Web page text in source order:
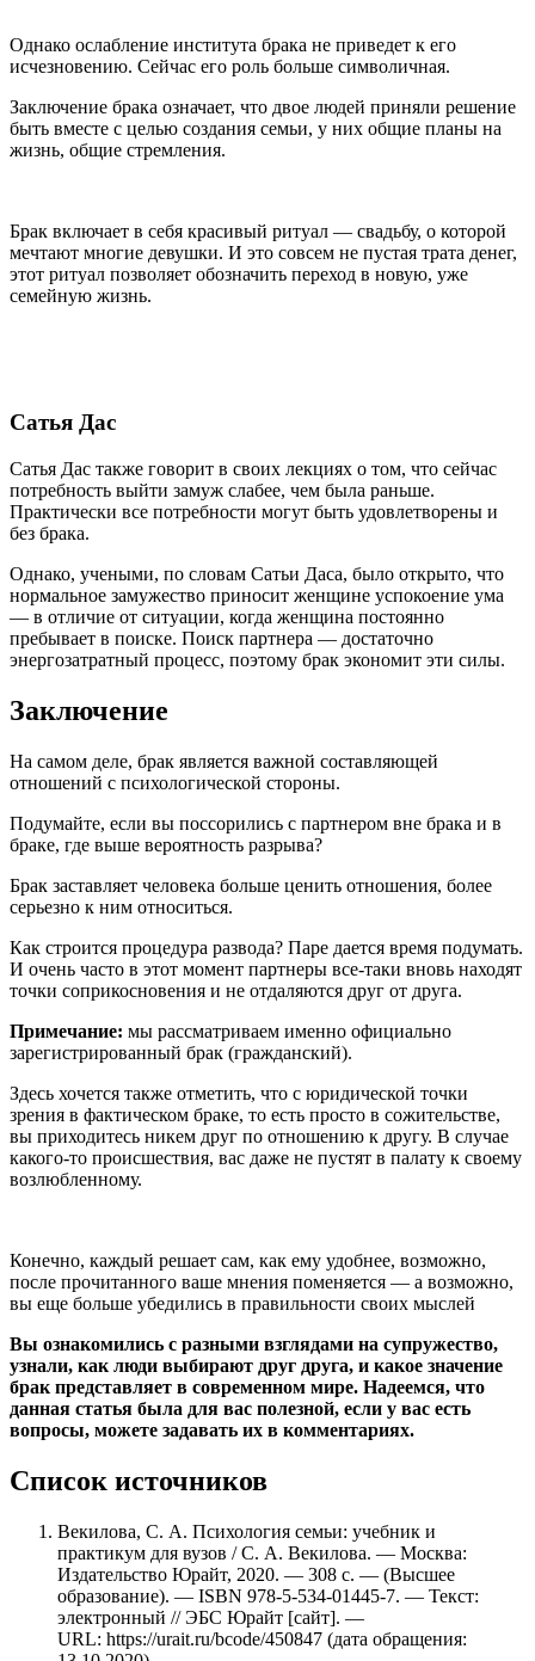
Однако ослабление института брака не приведет к его
исчезновению. Сейчас его роль больше символичная.
Заключение брака означает, что двое людей приняли решение
быть вместе с целью создания семьи, у них общие планы на
жизнь, общие стремления.
Брак включает в себя красивый ритуал — свадьбу, о которой
мечтают многие девушки. И это совсем не пустая трата денег,
этот ритуал позволяет обозначить переход в новую, уже
семейную жизнь.
Сатья Дас
Сатья Дас также говорит в своих лекциях о том, что сейчас
потребность выйти замуж слабее, чем была раньше.
Практически все потребности могут быть удовлетворены и
без брака.
Однако, учеными, по словам Сатьи Даса, было открыто, что
нормальное замужество приносит женщине успокоение ума
— в отличие от ситуации, когда женщина постоянно
пребывает в поиске. Поиск партнера — достаточно
энергозатратный процесс, поэтому брак экономит эти силы.
Заключение
На самом деле, брак является важной составляющей
отношений с психологической стороны.
Подумайте, если вы поссорились с партнером вне брака и в
браке, где выше вероятность разрыва?
Брак заставляет человека больше ценить отношения, более
серьезно к ним относиться.
Как строится процедура развода? Паре дается время подумать.
И очень часто в этот момент партнеры все-таки вновь находят
точки соприкосновения и не отдаляются друг от друга.
Примечание: мы рассматриваем именно официально
зарегистрированный брак (гражданский).
Здесь хочется также отметить, что с юридической точки
зрения в фактическом браке, то есть просто в сожительстве,
вы приходитесь никем друг по отношению к другу. В случае
какого-то происшествия, вас даже не пустят в палату к своему
возлюбленному.
Конечно, каждый решает сам, как ему удобнее, возможно,
после прочитанного ваше мнения поменяется — а возможно,
вы еще больше убедились в правильности своих мыслей
Вы ознакомились с разными взглядами на супружество,
узнали, как люди выбирают друг друга, и какое значение
брак представляет в современном мире. Надеемся, что
данная статья была для вас полезной, если у вас есть
вопросы, можете задавать их в комментариях.
Список источников
Векилова, С. А. Психология семьи: учебник и
практикум для вузов / С. А. Векилова. — Москва:
Издательство Юрайт, 2020. — 308 с. — (Высшее
образование). — ISBN 978-5-534-01445-7. — Текст:
электронный // ЭБС Юрайт [сайт]. —
URL: https://urait.ru/bcode/450847 (дата обращения: